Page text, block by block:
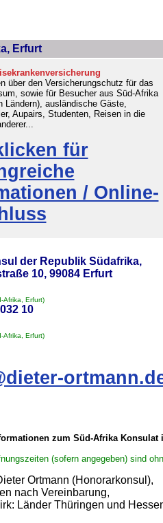
Erfurt
über den Versicherungschutz für das
sowie für Besucher aus Süd-Afrika
Ländern), ausländische Gäste,
Aupairs, Studenten, Reisen in die
für
/ Online-
der Republik Südafrika,
10, 99084 Erfurt
Afrika, Erfurt)
10
Afrika, Erfurt)
zum Süd-Afrika Konsulat
(sofern angegeben) sind
Ortmann (Honorarkonsul),
nach Vereinbarung,
Länder Thüringen und